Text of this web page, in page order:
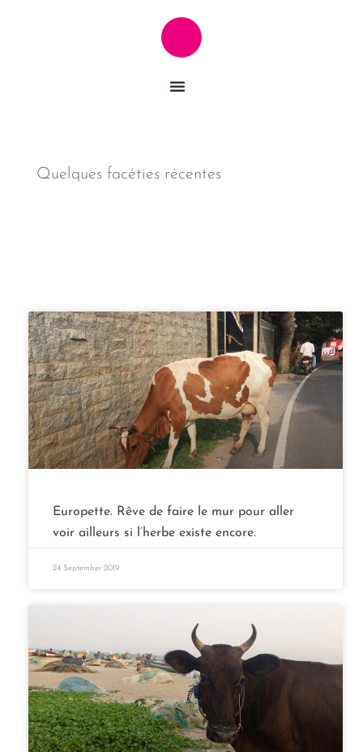
Quelques facéties récentes
Europette. Rêve de faire le mur pour aller
voir ailleurs si l’herbe existe encore.
24 September 2019